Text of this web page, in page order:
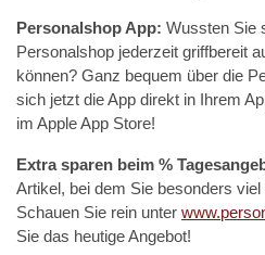
Personalshop App: Wussten Sie
Personalshop jederzeit griffbereit
können? Ganz bequem über die
sich jetzt die App direkt in Ihrem
im Apple App Store!
Extra sparen beim %
Artikel, bei dem Sie besonders
Schauen Sie rein unter
Sie das heutige Angebot!